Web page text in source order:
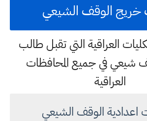
خريج الوقف الشيعي
العراقية التي تقبل طالب
في جميع المحافظات
العراقية
الوقف الشيعي